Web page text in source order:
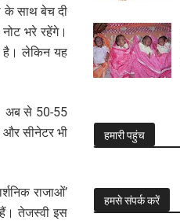
के साथ बेच दी
भरे रहेंगे।
है। लेकिन यह
अब से 50-55
सीनेटर भी
राजाओं’
तेजस्वी इस
हमारी पहुंच
हमसे संपर्क करें